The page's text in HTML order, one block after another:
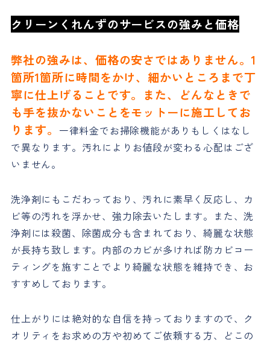
クリーンくれんずのサービスの強みと価格
弊社の強みは、価格の安さではありません。1
箇所1箇所に時間をかけ、細かいところまで丁
寧に仕上げることです。また、どんなときで
も手を抜かないことをモットーに施工してお
ります。 一律料金でお掃除機能がありもしくはなし
で異なります。汚れによりお値段が変わる心配はござ
いません。
洗浄剤にもこだわっており、汚れに素早く反応し、カ
ビ等の汚れを浮かせ、強力除去いたします。また、洗
浄剤には殺菌、除菌成分も含まれており、綺麗な状態
が長持ち致します。内部のカビが多ければ防カビコー
ティングを施すことでより綺麗な状態を維持でき、お
すすめしております。
仕上がりには絶対的な自信を持っておりますので、ク
オリティをお求めの方や初めてご依頼する方、どこの